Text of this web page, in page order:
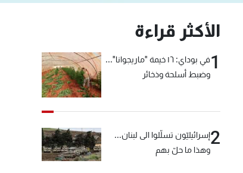
الأكثر قراءة
1
في بوداي: ١٦ خيمة "ماريجوانا"...
وضبط أسلحة وذخائر
2إسرائيليّون تسلّلوا الى لبنان...
وهذا ما حلّ بهم